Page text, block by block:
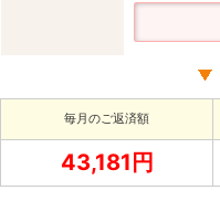
毎月のご返済額
43,181円